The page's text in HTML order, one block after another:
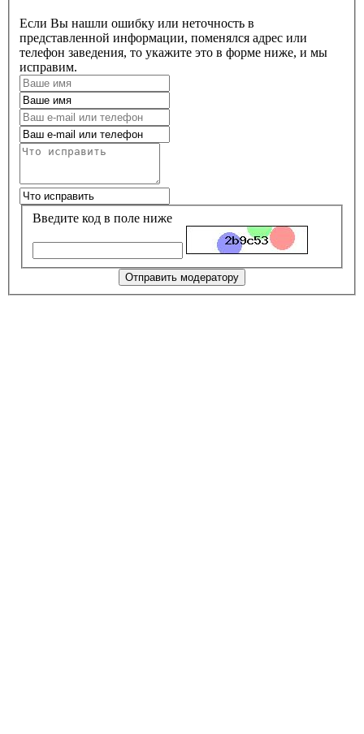
Если Вы нашли ошибку или неточность в
представленной информации, поменялся адрес или
телефон заведения, то укажите это в форме ниже, и мы
исправим.
Введите код в поле ниже
Отправить модератору